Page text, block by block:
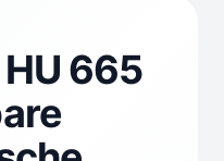
665